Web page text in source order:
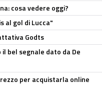
cosa vedere oggi?
al gol di Lucca"
Godts
bel segnale dato da De
per acquistarla online